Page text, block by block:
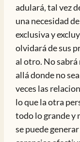
adulará, tal vez
una necesidad
exclusiva y
olvidará de sus
al otro. No sabrá
allá donde no
veces las
lo que la otra
todo lo grande y
se puede